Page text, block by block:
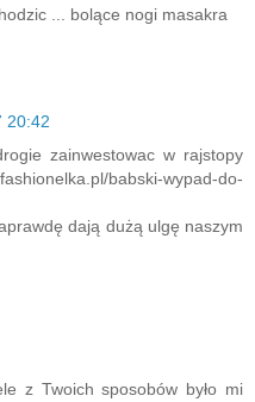
... bolące nogi masakra
20:42
zainwestowac w rajstopy
babski-wypad-do-
dają dużą ulgę naszym
z Twoich sposobów było mi